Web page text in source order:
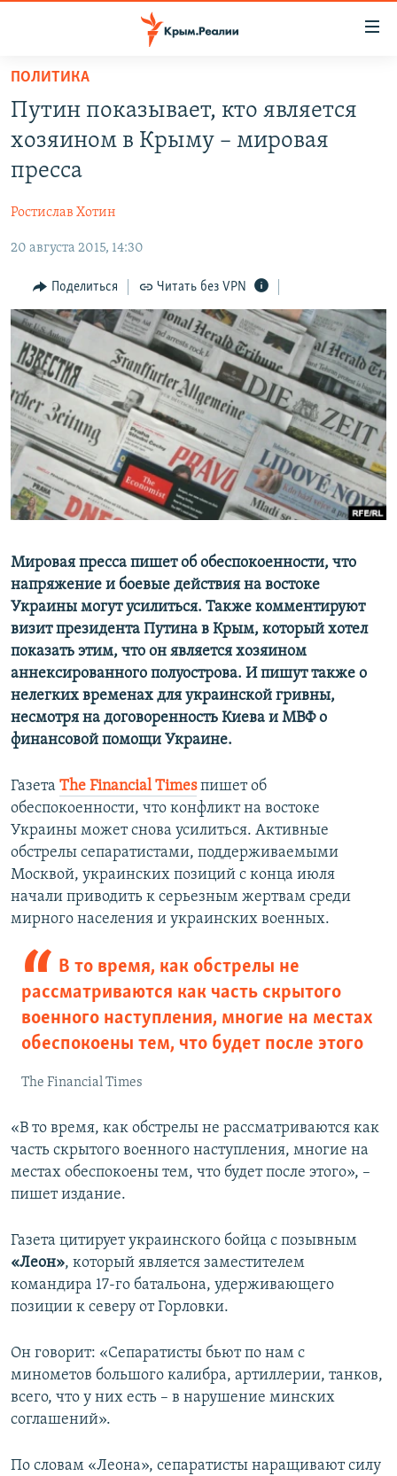
Вернуться
основному
содержанию
главной
Вернутся
поиску
СПЕЦПРОЕКТЫ
ЕЩЕ
ИНТЕРАКТИВ
ИНФОГРАФИКА
ТЕЛЕПРОЕКТ КРЫМ.РЕАЛИИ
СОВЕТЫ ПРАВОЗАЩИТНИКОВ
ПРОПАВШИЕ БЕЗ ВЕСТИ
ПОБЕДИТЕЛЕЙ НЕ СУДЯТ?
КРЫМ.НЕПОКОРЕННЫЙ
ELIFBE
УКРАИНСКАЯ ПРОБЛЕМА КРЫМА
РАДІО СВОБОДА
КАК ОБОЙТИ БЛОКИРОВКУ
Українською
Qırımtatar
ПРИСОЕДИНЯЙТЕСЬ!
ПОЛИТИКА
Путин показывает, кто является
хозяином в Крыму – мировая
пресса
Ростислав Хотин
20 августа 2015, 14:30
Поделиться Читать без VPN
Мировая пресса пишет об обеспокоенности, что
напряжение и боевые действия на востоке
Украины могут усилиться. Также комментируют
визит президента Путина в Крым, который хотел
показать этим, что он является хозяином
аннексированного полуострова. И пишут также о
нелегких временах для украинской гривны,
несмотря на договоренность Киева и МВФ о
финансовой помощи Украине.
Газета The Financial Timesпишет об
обеспокоенности, что конфликт на востоке
Украины может снова усилиться. Активные
обстрелы сепаратистами, поддерживаемыми
Москвой, украинских позиций с конца июля
начали приводить к серьезным жертвам среди
мирного населения и украинских военных.
В то время, как обстрелы не
рассматриваются как часть скрытого
военного наступления, многие на местах
обеспокоены тем, что будет после этого
The Financial Times
«В то время, как обстрелы не рассматриваются как
часть скрытого военного наступления, многие на
местах обеспокоены тем, что будет после этого», –
пишет издание.
Газета цитирует украинского бойца с позывным
«Леон», который является заместителем
командира 17-го батальона, удерживающего
позиции к северу от Горловки.
Он говорит: «Сепаратисты бьют по нам с
минометов большого калибра, артиллерии, танков,
всего, что у них есть – в нарушение минских
соглашений».
По словам «Леона», сепаратисты наращивают силу